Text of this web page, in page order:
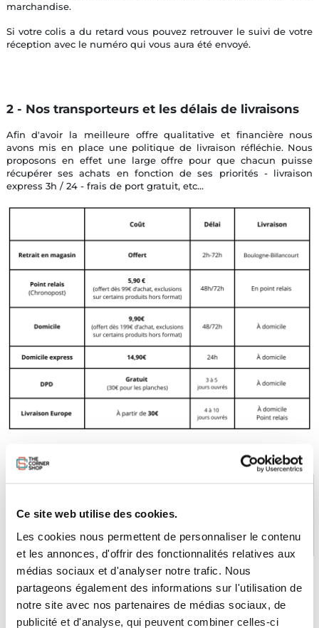
Ce site web utilise des cookies.
Les cookies nous permettent de personnaliser le contenu
et les annonces, d'offrir des fonctionnalités relatives aux
médias sociaux et d'analyser notre trafic. Nous
partageons également des informations sur l'utilisation de
notre site avec nos partenaires de médias sociaux, de
publicité et d'analyse, qui peuvent combiner celles-ci
marchandise.
Si votre colis a du retard vous pouvez retrouver le suivi de votre
réception avec le numéro qui vous aura été envoyé.
2 - Nos transporteurs et les délais de livraisons
Afin d'avoir la meilleure offre qualitative et financière nous
avons mis en place une politique de livraison réfléchie. Nous
proposons en effet une large offre pour que chacun puisse
récupérer ses achats en fonction de ses priorités - livraison
express 3h / 24 - frais de port gratuit, etc...
CB, VISA, Mastercard, ALMA
Plus de 5000 produits en stock
SERVICE CLIENT
Une équipe de passionnés
FRAIS DE PORT OFFERTS
À partir de 99€ d’achat*